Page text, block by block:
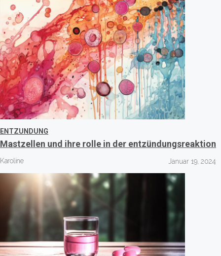
ENTZUNDUNG
Mastzellen und ihre rolle in der entzündungsreaktion
Karoline Januar 19, 2024